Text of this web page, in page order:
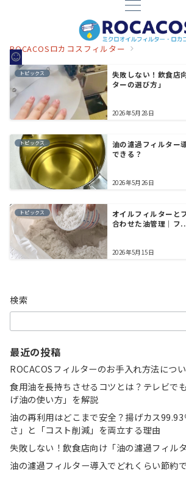
ROCACOSロカコスフィルター
トピックス
失敗しない！飲食店
ターの選び方」
2026年5月28日
トピックス
油の濾過フィルター
できる？
2026年5月26日
トピックス
オイルフィルターと
合わせた油管理｜フ
2026年5月15日
検索
最近の投稿
ROCACOSフィルターのお手入れ方法につ
食用油を長持ちさせるコツとは？テレビで
げ油の使い方」を解説
油の再利用はどこまで安全？揚げカス
さ」と「コスト削減」を両立する理由
失敗しない！飲食店向け「油の濾過フィル
油の濾過フィルター導入でどれくらい節約